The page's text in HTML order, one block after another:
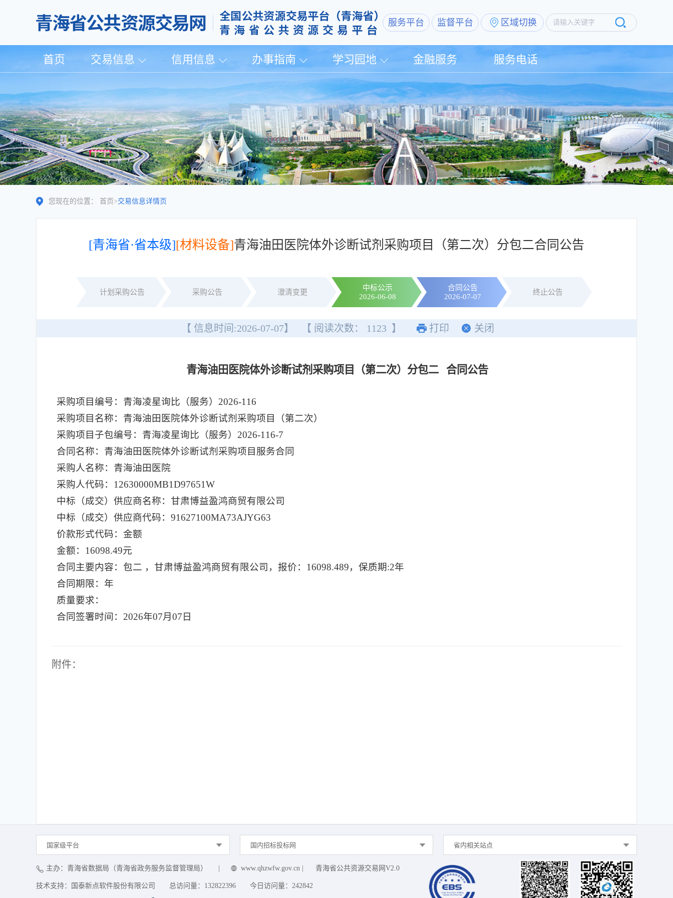
服务平台 监督平台 区域切换 请输入关键字
首页 交易信息 信用信息 办事指南 学习园地 金融服务 服务电话
您现在的位置： 首页 >交易信息详情页
[青海省·省本级][材料设备]青海油田医院体外诊断试剂采购项目（第二次）分包二合同公告
计划采购公告 采购公告 澄清变更
中标公示
2026-06-08
合同公告
2026-07-07
终止公告
【 信息时间:2026-07-07】 【 阅读次数： 1123 】 打印 关闭
青海油田医院体外诊断试剂采购项目（第二次）分包二 合同公告
采购项目编号：青海凌星询比（服务）2026-116
采购项目名称：青海油田医院体外诊断试剂采购项目（第二次）
采购项目子包编号：青海凌星询比（服务）2026-116-7
合同名称：青海油田医院体外诊断试剂采购项目服务合同
采购人名称：青海油田医院
采购人代码：12630000MB1D97651W
中标（成交）供应商名称：甘肃博益盈鸿商贸有限公司
中标（成交）供应商代码：91627100MA73AJYG63
价款形式代码：金额
金额：16098.49元
合同主要内容：包二 ，甘肃博益盈鸿商贸有限公司，报价：16098.489，保质期:2年
合同期限：年
质量要求：
合同签署时间：2026年07月07日
附件：
国家级平台 国内招标投标网 省内相关站点
主办：青海省数据局（青海省政务服务监督管理局） www.qhzwfw.gov.cn 青海省公共资源交易网V2.0
技术支持：国泰新点软件股份有限公司 总访问量： 132822396 今日访问量： 242842